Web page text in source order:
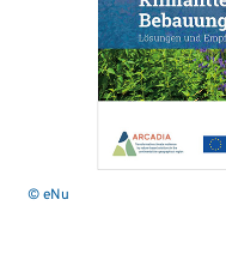
© eNu